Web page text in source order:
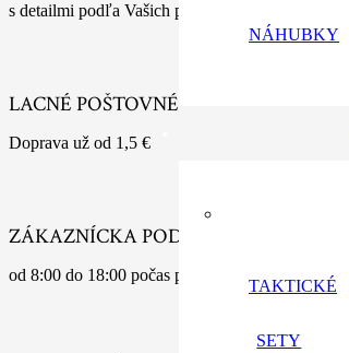
NÁHUBKY
TAKTICKÉ
SETY
s detailmi podľa Vašich predstáv
LACNÉ POŠTOVNÉ
Doprava už od 1,5 €
ZÁKAZNÍCKA PODPORA
od 8:00 do 18:00 počas pracovných dní